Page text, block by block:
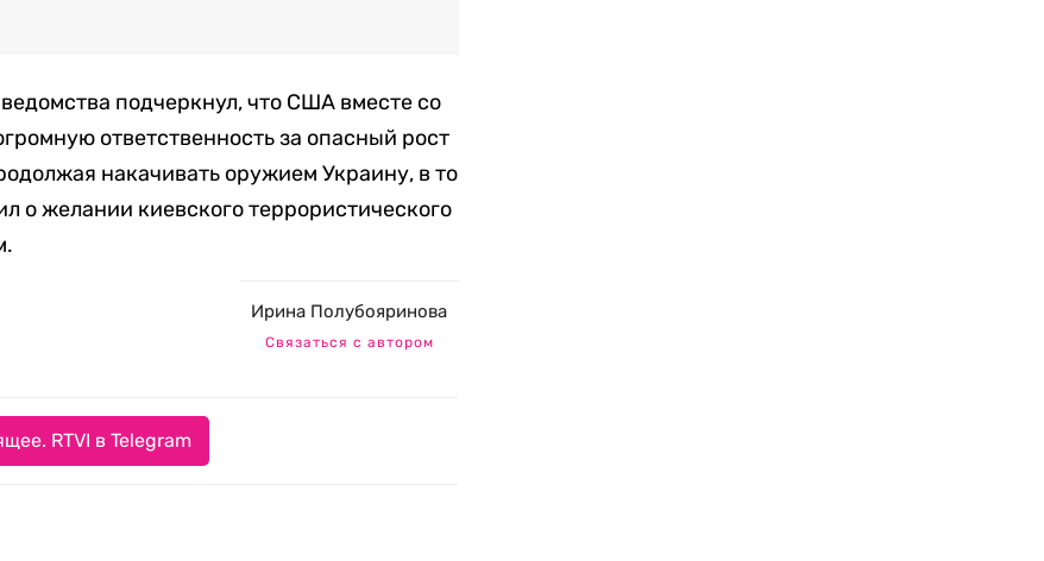
подчеркнул, что США вместе со
ответственность за опасный рост
накачивать оружием Украину, в то
о желании киевского террористического
Ирина Полубояринова
Связаться с автором
RTVI в Telegram